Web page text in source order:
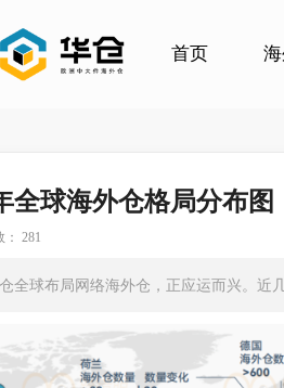
首页
全球海外仓格局分布图
281
全球布局网络海外仓，正应运而兴。